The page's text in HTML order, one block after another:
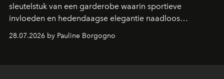
sleutelstuk van een garderobe waarin sportieve
invloeden en hedendaagse elegantie naadloos
samenkomen.
28.07.2026 by Pauline Borgogno